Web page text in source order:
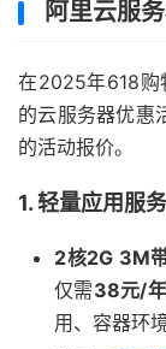
阿里云服
在2025年618购
的云服务器优惠
的活动报价。
1. 轻量应用服
2核2G 3M
仅需38元/年
用、容器环